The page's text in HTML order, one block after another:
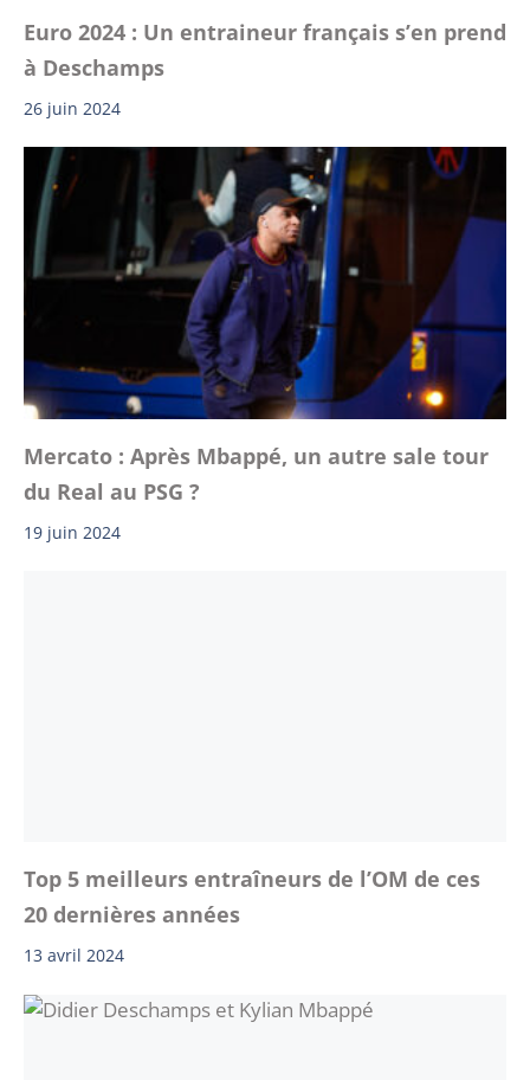
Euro 2024 : Un entraineur français s’en prend
à Deschamps
26 juin 2024
Mercato : Après Mbappé, un autre sale tour
du Real au PSG ?
19 juin 2024
Top 5 meilleurs entraîneurs de l’OM de ces
20 dernières années
13 avril 2024